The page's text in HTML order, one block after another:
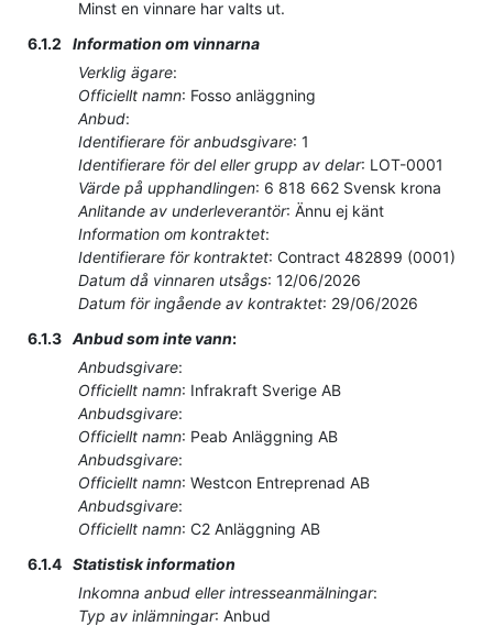
Minst en vinnare har valts ut.
6.1.2
Information om vinnarna
Verklig ägare:
Officiellt namn: Fosso anläggning
Anbud:
Identifierare för anbudsgivare: 1
Identifierare för del eller grupp av delar: LOT-0001
Värde på upphandlingen: 6 818 662 Svensk krona
Anlitande av underleverantör: Ännu ej känt
Information om kontraktet:
Identifierare för kontraktet: Contract 482899 (0001)
Datum då vinnaren utsågs: 12/06/2026
Datum för ingående av kontraktet: 29/06/2026
6.1.3 Anbud som inte vann:
Anbudsgivare:
Officiellt namn: Infrakraft Sverige AB
Anbudsgivare:
Officiellt namn: Peab Anläggning AB
Anbudsgivare:
Officiellt namn: Westcon Entreprenad AB
Anbudsgivare:
Officiellt namn: C2 Anläggning AB
6.1.4 Statistisk information
Inkomna anbud eller intresseanmälningar:
Typ av inlämningar: Anbud